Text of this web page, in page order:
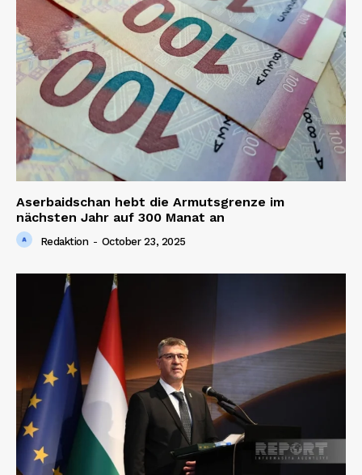
Aserbaidschan hebt die Armutsgrenze im
nächsten Jahr auf 300 Manat an
Redaktion - October 23, 2025